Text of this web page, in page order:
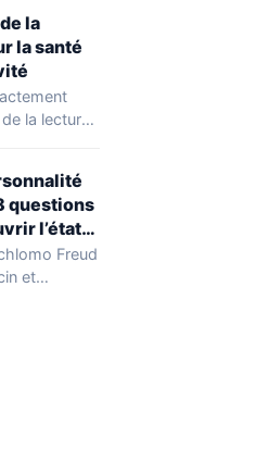
la
la santé
de la lecture
questions
l’état
Freud
et